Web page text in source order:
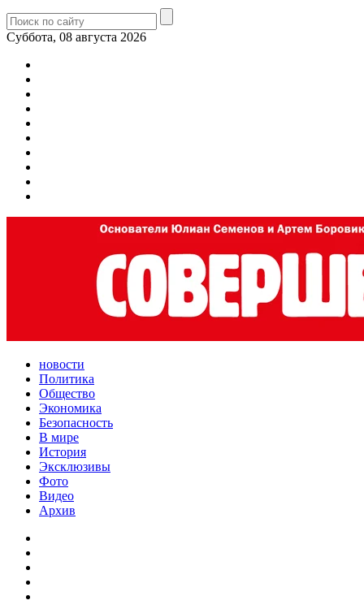
Суббота, 08 августа 2026
новости
Политика
Общество
Экономика
Безопасность
В мире
История
Эксклюзивы
Фото
Видео
Архив